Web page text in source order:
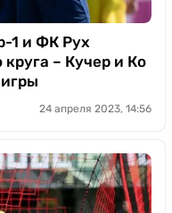
1 и ФК Рух
– Кучер и Ко
24 апреля 2023, 14:56